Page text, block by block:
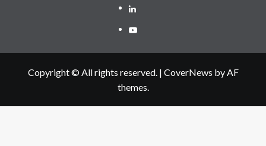
Linkedin
Youtube
Copyright © All rights reserved. | CoverNews by AF
themes.